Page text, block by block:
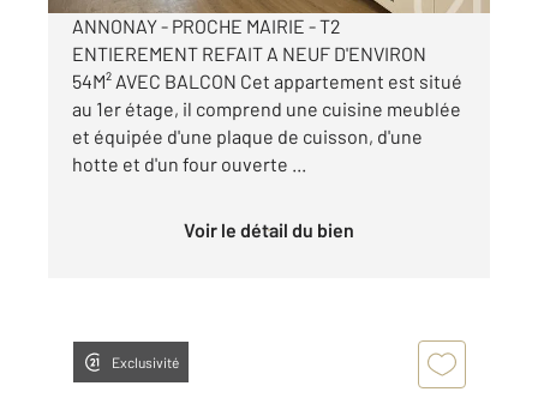
ANNONAY - PROCHE MAIRIE - T2
ENTIEREMENT REFAIT A NEUF D'ENVIRON
54M² AVEC BALCON Cet appartement est situé
au 1er étage, il comprend une cuisine meublée
et équipée d'une plaque de cuisson, d'une
hotte et d'un four ouverte ...
Voir le détail du bien
Exclusivité